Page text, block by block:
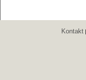
Kontakt|